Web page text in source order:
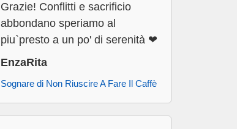
Grazie! Conflitti e sacrificio
abbondano speriamo al
piu`presto a un po' di serenità ❤
EnzaRita
Sognare di Non Riuscire A Fare Il Caffè